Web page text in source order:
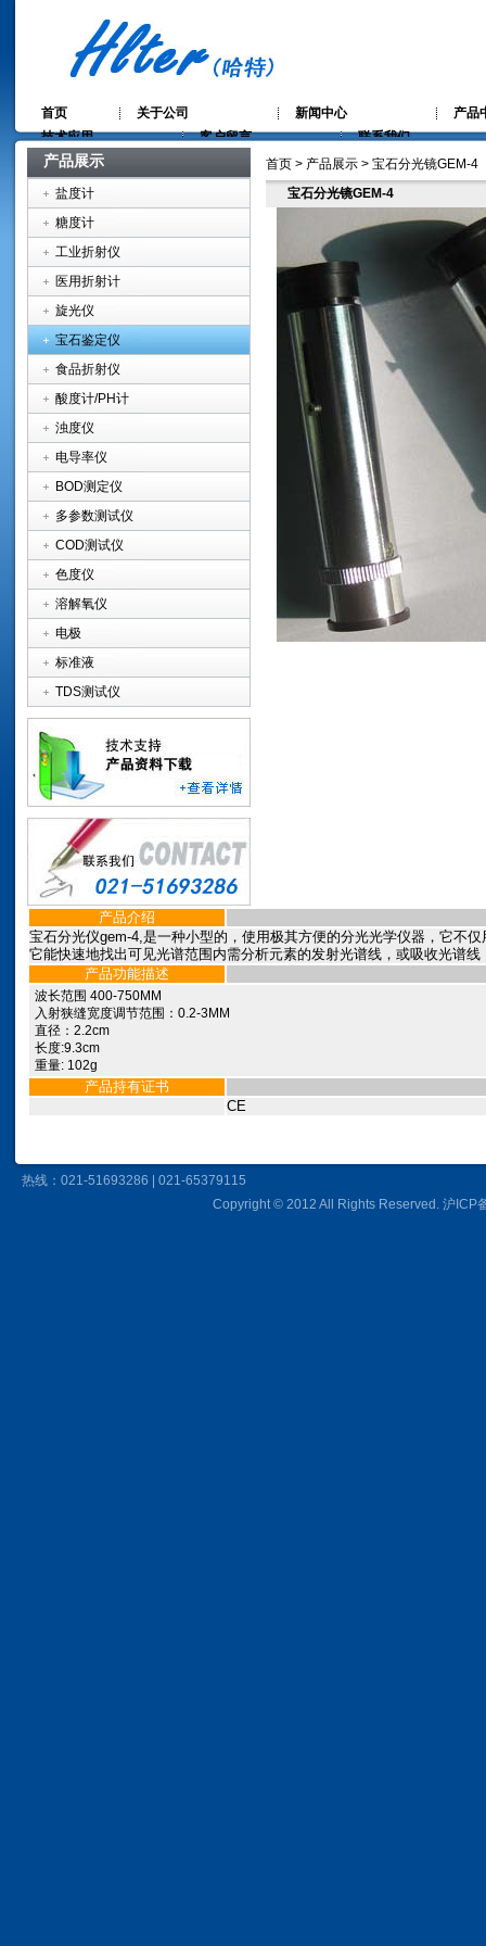
首页 关于公司 新闻中心
产品
技术应用
客户留言 联系我们
产品展示
盐度计
糖度计
工业折射仪
医用折射计
旋光仪
宝石鉴定仪
食品折射仪
酸度计/PH计
浊度仪
电导率仪
BOD测定仪
多参数测试仪
COD测试仪
色度仪
溶解氧仪
电极
标准液
TDS测试仪
首页 > 产品展示 > 宝石分光镜GEM-4
宝石分光镜GEM-4
产品介绍
宝石分光仪gem-4,是一种小型的，使用极其方便的分光光学仪器，它不
它能快速地找出可见光谱范围内需分析元素的发射光谱线，或吸收光谱
产品功能描述
波长范围 400-750MM
入射狭缝宽度调节范围：0.2-3MM
直径：2.2cm
长度:9.3cm
重量: 102g
产品持有证书
CE
热线：021-51693286 | 021-65379115
Copyright © 2012 All Rights Reserved. 沪ICP